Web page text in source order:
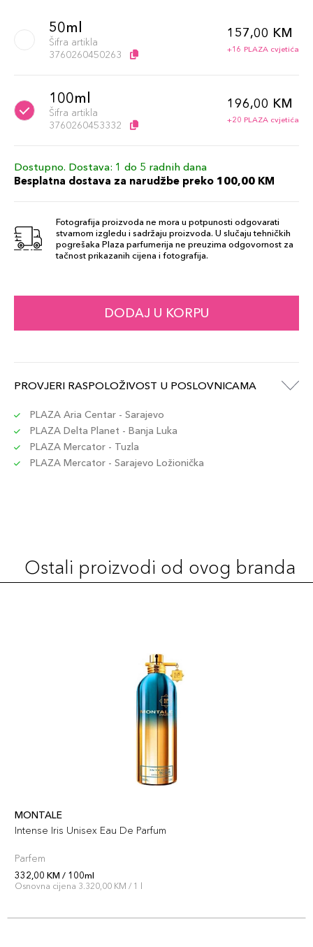
50ml
Šifra artikla
3760260450263
157,00 KM
+16 PLAZA cvjetića
100ml
Šifra artikla
3760260453332
196,00 KM
+20 PLAZA cvjetića
Dostupno. Dostava: 1 do 5 radnih dana
Besplatna dostava za narudžbe preko 100,00 KM
Fotografija proizvoda ne mora u potpunosti odgovarati
stvarnom izgledu i sadržaju proizvoda. U slučaju tehničkih
pogrešaka Plaza parfumerija ne preuzima odgovornost za
tačnost prikazanih cijena i fotografija.
DODAJ U KORPU
PROVJERI RASPOLOŽIVOST U POSLOVNICAMA
PLAZA Aria Centar - Sarajevo
PLAZA Delta Planet - Banja Luka
PLAZA Mercator - Tuzla
PLAZA Mercator - Sarajevo Ložionička
Ostali proizvodi od ovog branda
MONTALE
Intense Iris Unisex Eau De Parfum
Parfem
332,00 KM / 100ml
Osnovna cijena 3.320,00 KM / 1 l